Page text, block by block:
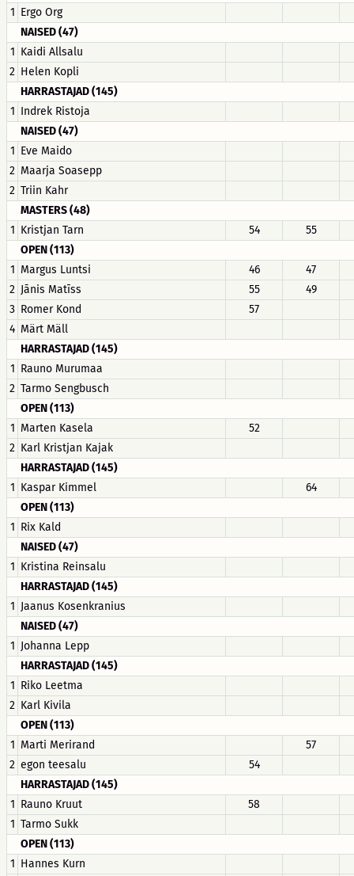
1 Ergo Org
NAISED (47)
1 Kaidi Allsalu
2 Helen Kopli
HARRASTAJAD (145)
1 Indrek Ristoja
NAISED (47)
1 Eve Maido
2 Maarja Soasepp
2 Triin Kahr
MASTERS (48)
1 Kristjan Tarn 54
55
OPEN (113)
1 Margus Luntsi 46
47
2 Jānis Matīss 55
49
3 Romer Kond
57
4 Märt Mäll
HARRASTAJAD (145)
1 Rauno Murumaa
2 Tarmo Sengbusch
OPEN (113)
1 Marten Kasela
52
2 Karl Kristjan Kajak
HARRASTAJAD (145)
1 Kaspar Kimmel
64
OPEN (113)
1 Rix Kald
NAISED (47)
1 Kristina Reinsalu
HARRASTAJAD (145)
1 Jaanus Kosenkranius
NAISED (47)
1 Johanna Lepp
HARRASTAJAD (145)
1 Riko Leetma
2 Karl Kivila
OPEN (113)
1 Marti Merirand
57
2 egon teesalu
54
HARRASTAJAD (145)
1 Rauno Kruut
58
1 Tarmo Sukk
OPEN (113)
1 Hannes Kurn